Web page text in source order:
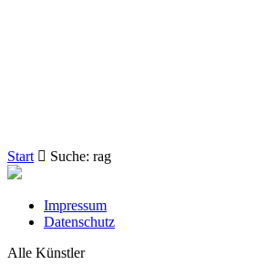
Start Suche: rag
Impressum
Datenschutz
Alle Künstler